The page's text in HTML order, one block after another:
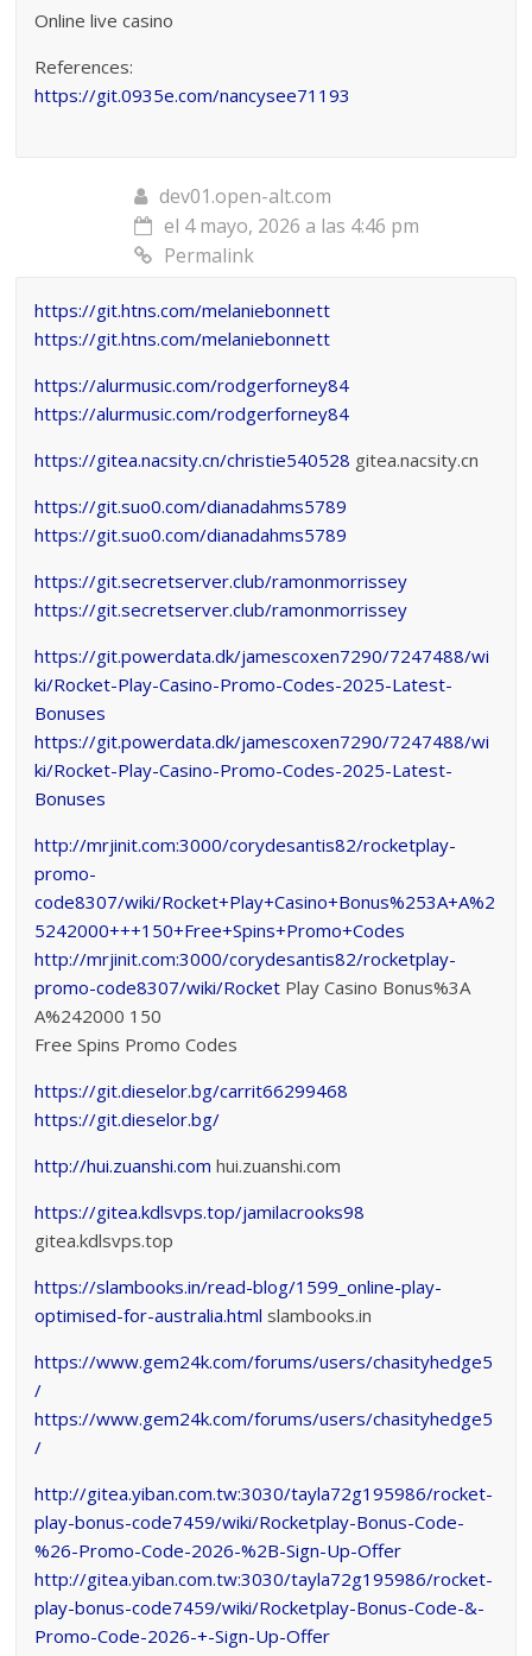
Online live casino
References:
https://git.0935e.com/nancysee71193
dev01.open-alt.com
el 4 mayo, 2026 a las 4:46 pm
Permalink
https://git.htns.com/melaniebonnett
https://git.htns.com/melaniebonnett
https://alurmusic.com/rodgerforney84
https://alurmusic.com/rodgerforney84
https://gitea.nacsity.cn/christie540528 gitea.nacsity.cn
https://git.suo0.com/dianadahms5789
https://git.suo0.com/dianadahms5789
https://git.secretserver.club/ramonmorrissey
https://git.secretserver.club/ramonmorrissey
https://git.powerdata.dk/jamescoxen7290/7247488/wi
ki/Rocket-Play-Casino-Promo-Codes-2025-Latest-
Bonuses
https://git.powerdata.dk/jamescoxen7290/7247488/wi
ki/Rocket-Play-Casino-Promo-Codes-2025-Latest-
Bonuses
http://mrjinit.com:3000/corydesantis82/rocketplay-
promo-
code8307/wiki/Rocket+Play+Casino+Bonus%253A+A%2
5242000+++150+Free+Spins+Promo+Codes
http://mrjinit.com:3000/corydesantis82/rocketplay-
promo-code8307/wiki/Rocket Play Casino Bonus%3A
A%242000 150
Free Spins Promo Codes
https://git.dieselor.bg/carrit66299468
https://git.dieselor.bg/
http://hui.zuanshi.com hui.zuanshi.com
https://gitea.kdlsvps.top/jamilacrooks98
gitea.kdlsvps.top
https://slambooks.in/read-blog/1599_online-play-
optimised-for-australia.html slambooks.in
https://www.gem24k.com/forums/users/chasityhedge5
/
https://www.gem24k.com/forums/users/chasityhedge5
/
http://gitea.yiban.com.tw:3030/tayla72g195986/rocket-
play-bonus-code7459/wiki/Rocketplay-Bonus-Code-
%26-Promo-Code-2026-%2B-Sign-Up-Offer
http://gitea.yiban.com.tw:3030/tayla72g195986/rocket-
play-bonus-code7459/wiki/Rocketplay-Bonus-Code-&-
Promo-Code-2026-+-Sign-Up-Offer